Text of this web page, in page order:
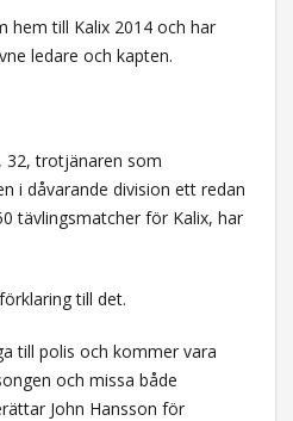
hem till Kalix 2014 och har
ledare och kapten.
32, trotjänaren som
i dåvarande division ett redan
tävlingsmatcher för Kalix, har
till det.
till polis och kommer vara
och missa både
John Hansson för